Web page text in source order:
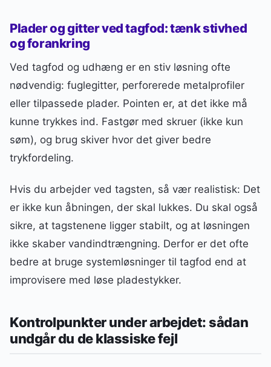
Plader og gitter ved tagfod: tænk stivhed
og forankring
Ved tagfod og udhæng er en stiv løsning ofte
nødvendig: fuglegitter, perforerede metalprofiler
eller tilpassede plader. Pointen er, at det ikke må
kunne trykkes ind. Fastgør med skruer (ikke kun
søm), og brug skiver hvor det giver bedre
trykfordeling.
Hvis du arbejder ved tagsten, så vær realistisk: Det
er ikke kun åbningen, der skal lukkes. Du skal også
sikre, at tagstenene ligger stabilt, og at løsningen
ikke skaber vandindtrængning. Derfor er det ofte
bedre at bruge systemløsninger til tagfod end at
improvisere med løse pladestykker.
Kontrolpunkter under arbejdet: sådan
undgår du de klassiske fejl